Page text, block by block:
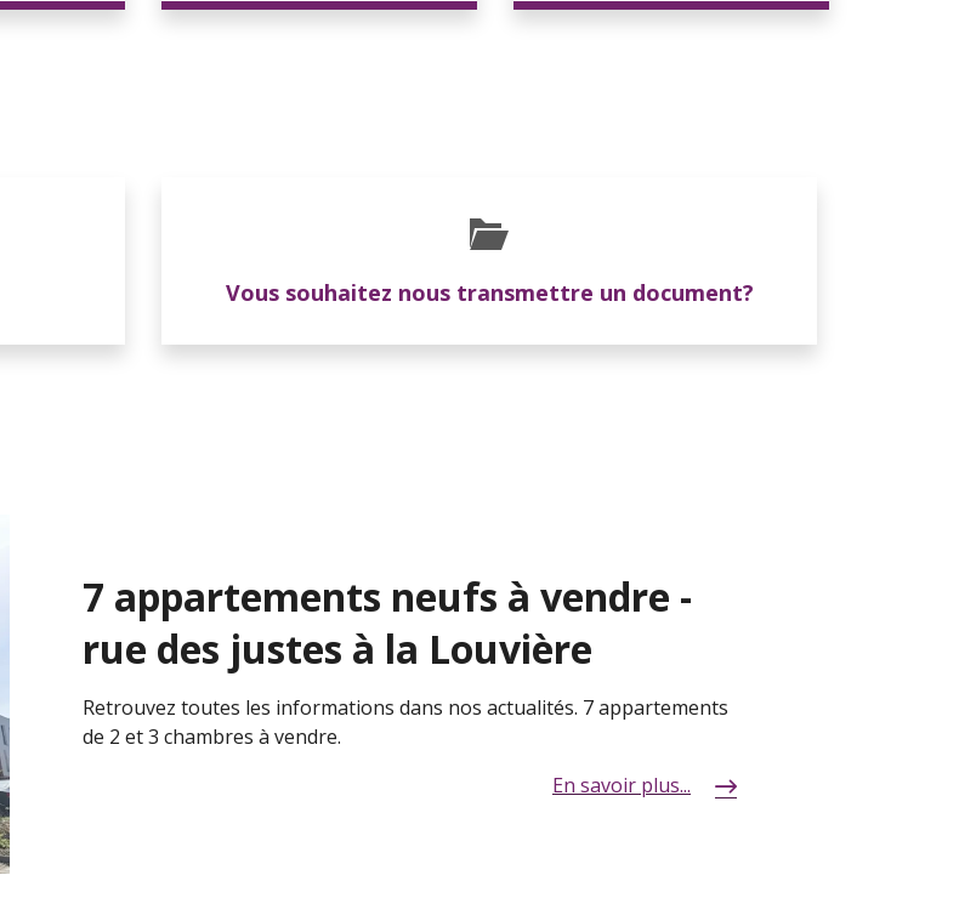
Vous souhaitez nous transmettre un document?
7 appartements neufs à vendre -
rue des justes à la Louvière
Retrouvez toutes les informations dans nos actualités. 7 appartements
de 2 et 3 chambres à vendre.
En savoir plus...